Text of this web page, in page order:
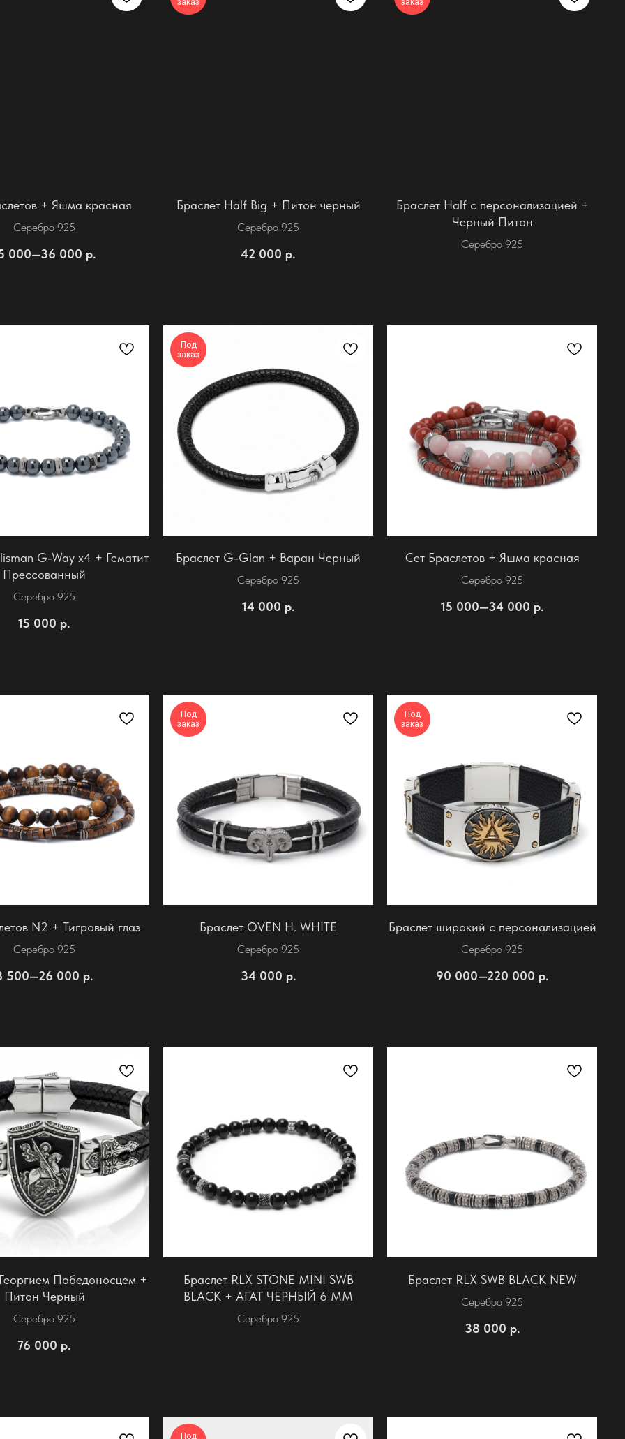
+ Яшма красная
Серебро 925
000—36 000 р.
заказ
Браслет Half Big + Питон черный
Серебро 925
42 000 р.
заказ
Браслет Half с персонализацией +
Черный Питон
Серебро 925
G-Way x4 + Гематит
Прессованный
Серебро 925
15 000 р.
Под
заказ
Браслет G-Glan + Варан Черный
Серебро 925
14 000 р.
Сет Браслетов + Яшма красная
Серебро 925
15 000—34 000 р.
N2 + Тигровый глаз
Серебро 925
500—26 000 р.
Под
заказ
Браслет OVEN H. WHITE
Серебро 925
34 000 р.
Под
заказ
Браслет широкий с персонализацией
Серебро 925
90 000—220 000 р.
Победоносцем +
Питон Черный
Серебро 925
76 000 р.
Браслет RLX STONE MINI SWB
BLACK + АГАТ ЧЕРНЫЙ 6 ММ
Серебро 925
Браслет RLX SWB BLACK NEW
Серебро 925
38 000 р.
Под